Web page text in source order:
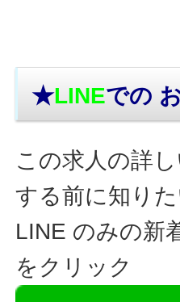
★LINEでの
この求人の詳
する前に知り
LINE のみの新
をクリック